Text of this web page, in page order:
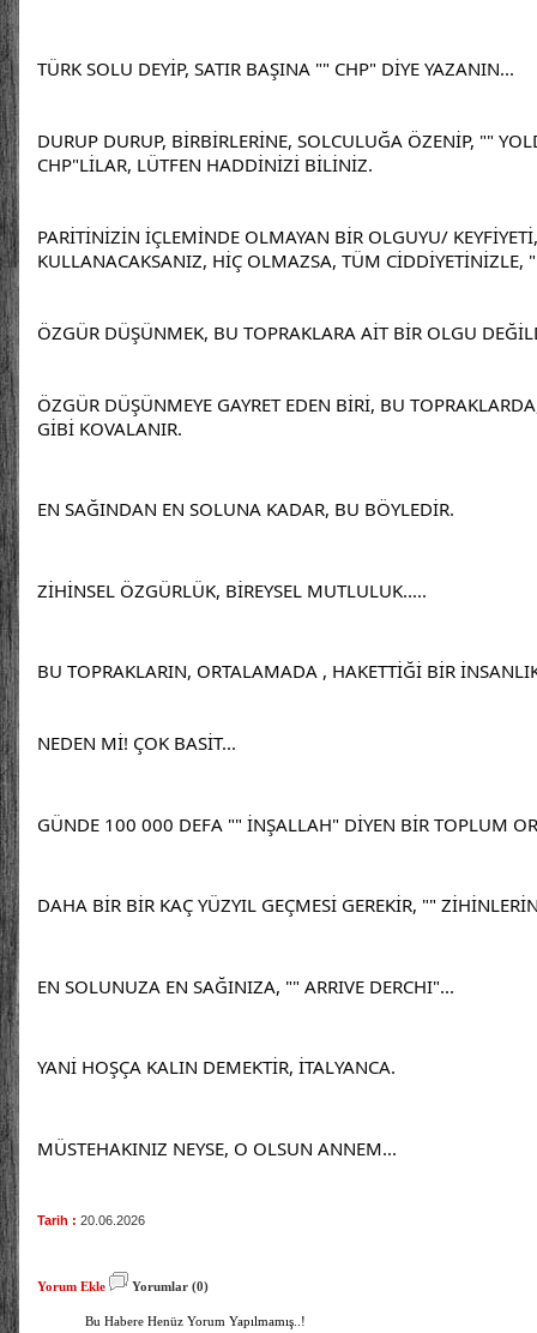
TÜRK SOLU DEYİP, SATIR BAŞINA "" CHP" DİYE YAZANIN...
DURUP DURUP, BİRBİRLERİNE, SOLCULUĞA ÖZENİP, ""
CHP"LİLAR, LÜTFEN HADDİNİZİ BİLİNİZ.
PARİTİNİZİN İÇLEMİNDE OLMAYAN BİR OLGUYU/
KULLANACAKSANIZ, HİÇ OLMAZSA, TÜM CİDDİYETİNİZLE,
ÖZGÜR DÜŞÜNMEK, BU TOPRAKLARA AİT BİR OLGU
ÖZGÜR DÜŞÜNMEYE GAYRET EDEN BİRİ, BU
GİBİ KOVALANIR.
EN SAĞINDAN EN SOLUNA KADAR, BU BÖYLEDİR.
ZİHİNSEL ÖZGÜRLÜK, BİREYSEL MUTLULUK.....
BU TOPRAKLARIN, ORTALAMADA , HAKETTİĞİ BİR
NEDEN Mİ! ÇOK BASİT...
GÜNDE 100 000 DEFA "" İNŞALLAH" DİYEN BİR TOPLUM
DAHA BİR BİR KAÇ YÜZYIL GEÇMESİ GEREKİR, ""
EN SOLUNUZA EN SAĞINIZA, "" ARRIVE DERCHI"...
YANİ HOŞÇA KALIN DEMEKTİR, İTALYANCA.
MÜSTEHAKINIZ NEYSE, O OLSUN ANNEM...
Tarih : 20.06.2026
Yorum Ekle Yorumlar (0)
Bu Habere Henüz Yorum Yapılmamış..!